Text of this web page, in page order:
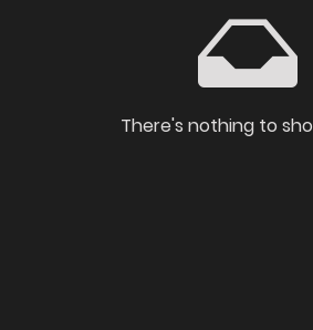
There's nothing to